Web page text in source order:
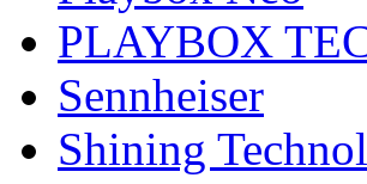
PLAYBOX
Sennheiser
Shining